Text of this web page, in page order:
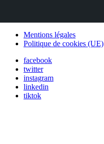
Mentions légales
Politique de cookies (UE)
facebook
twitter
instagram
linkedin
tiktok